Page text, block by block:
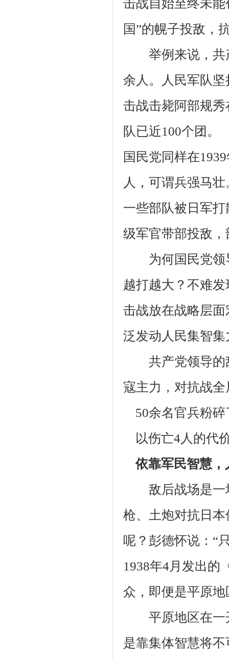
击战自始至终未
国”的幌子投敌，
举例来说，共
余人。人民军队
击战击毙阿部规
队已近100个团。
国民党同样在
人，可谓兵强马
一些部队被日军
级军官带部投敌
为何国民党领
越打越大？不难
击战放在战略层
泛发动人民集智
共产党领导的
寇主力，对抗战
50余名官兵粉碎
以伤亡4人的代
依靠军民智慧
敌后战场是
枪、土炮对抗日
呢？彭德怀说：“
1938年4月发出的
众，即便是平原
平原地区在一
是靠集体智慧将